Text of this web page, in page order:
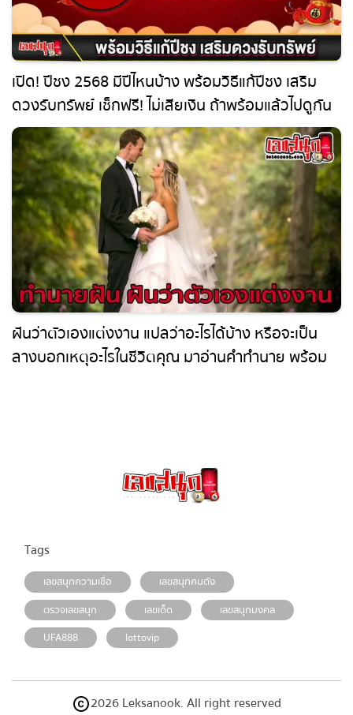
เปิด! ปีชง 2568 มีปีไหนบ้าง พร้อมวิธีแก้ปีชง เสริม
ดวงรับทรัพย์ เช็กฟรี! ไม่เสียเงิน ถ้าพร้อมแล้วไปดู
กันเลย!
ฝันว่าตัวเองแต่งงาน แปลว่าอะไรได้บ้าง หรือจะเป็น
ลางบอกเหตุอะไรในชีวิตคุณ มาอ่านคำทำนาย พร้อม
เลขเด็ดโชคลาภกันเลย !
เลขสนุกความเชื่อ
ตรวจเลขสนุก
เลขเด็ด
เลขสนุกมงคล
UFA888
lottovip